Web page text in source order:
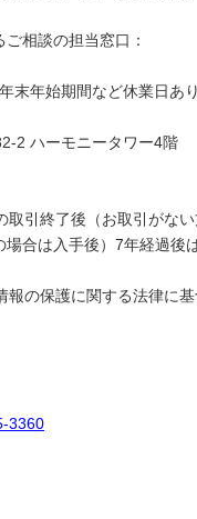
相談の担当窓口：
年始期間など休業日あり
2 ハーモニータワー4階
引終了後（お取引がな
合は入手後）7年経過
の保護に関する法律に
3360